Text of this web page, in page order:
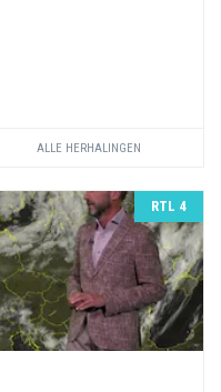
ALLE HERHALINGEN
RTL 4